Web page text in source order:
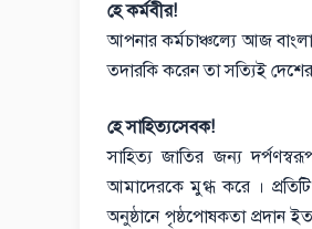
হে কর্মবীর!
আপনার কর্মচাঞ্চল্যে আজ বাংলার
তদারকি করেন তা সত্যিই
হে সাহিত্যসেবক!
সাহিত্য জাতির জন্য
আমাদেরকে মুগ্ধ করে । প্রতিটি
অনুষ্ঠানে পৃষ্ঠপোষকতা প্রদান